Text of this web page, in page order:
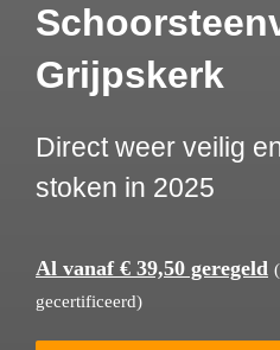
Grijpskerk
Direct weer veilig
stoken in 2025
Al vanaf € 39,50 geregeld
gecertificeerd)